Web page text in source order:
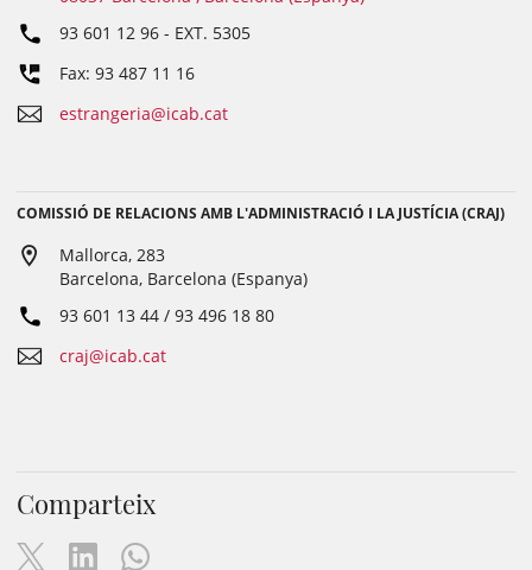
93 601 12 96 - EXT. 5305
Fax: 93 487 11 16
estrangeria@icab.cat
COMISSIÓ DE RELACIONS AMB L'ADMINISTRACIÓ I LA JUSTÍCIA (CRAJ)
Mallorca, 283
Barcelona, Barcelona (Espanya)
93 601 13 44 / 93 496 18 80
craj@icab.cat
Comparteix